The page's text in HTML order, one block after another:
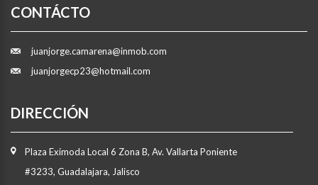
CONTÁCTO
juanjorge.camarena@inmob.com
juanjorgecp23@hotmail.com
DIRECCIÓN
Plaza Eximoda Local 6 Zona B, Av. Vallarta Poniente
#3233, Guadalajara, Jalisco